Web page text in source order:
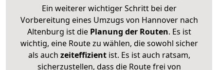
Ein weiterer wichtiger Schritt bei der
Vorbereitung eines Umzugs von Hannover nach
Altenburg ist diePlanung der Routen. Es ist
wichtig, eine Route zu wählen, die sowohl sicher
als auch zeiteffizientist. Es ist auch ratsam,
sicherzustellen, dass die Route frei von